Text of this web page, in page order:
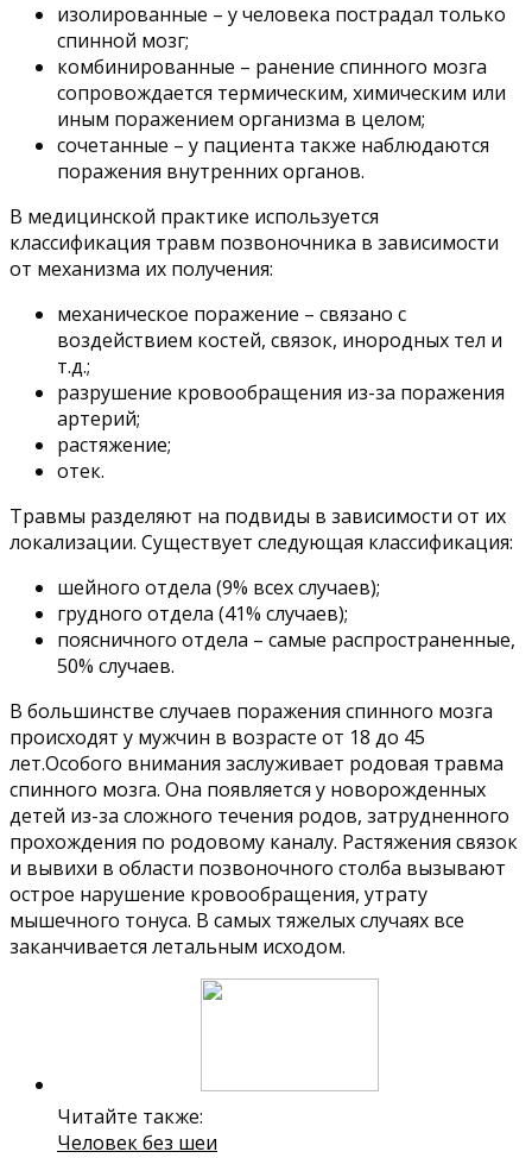
изолированные – у человека пострадал только
спинной мозг;
комбинированные – ранение спинного мозга
сопровождается термическим, химическим или
иным поражением организма в целом;
сочетанные – у пациента также наблюдаются
поражения внутренних органов.
В медицинской практике используется
классификация травм позвоночника в зависимости
от механизма их получения:
механическое поражение – связано с
воздействием костей, связок, инородных тел и
т.д.;
разрушение кровообращения из-за поражения
артерий;
растяжение;
отек.
Травмы разделяют на подвиды в зависимости от их
локализации. Существует следующая классификация:
шейного отдела (9% всех случаев);
грудного отдела (41% случаев);
поясничного отдела – самые распространенные,
50% случаев.
В большинстве случаев поражения спинного мозга
происходят у мужчин в возрасте от 18 до 45
лет.Особого внимания заслуживает родовая травма
спинного мозга. Она появляется у новорожденных
детей из-за сложного течения родов, затрудненного
прохождения по родовому каналу. Растяжения связок
и вывихи в области позвоночного столба вызывают
острое нарушение кровообращения, утрату
мышечного тонуса. В самых тяжелых случаях все
заканчивается летальным исходом.
Читайте также:
Человек без шеи